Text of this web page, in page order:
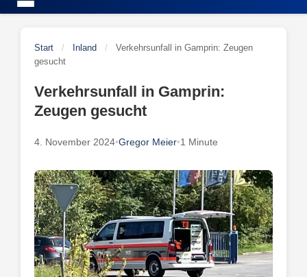
Start / Inland /
Verkehrsunfall in Gamprin: Zeugen
gesucht
Verkehrsunfall in Gamprin:
Zeugen gesucht
4. November 2024•Gregor Meier•1 Minute